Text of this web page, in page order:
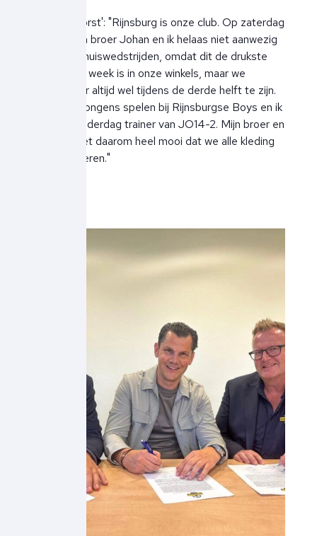
Bernard Borst': "Rijnsburg is onze club. Op zaterdag
kunnen mijn broer Johan en ik helaas niet aanwezig
zijn bij de thuiswedstrijden, omdat dit de drukste
dag van de week is in onze winkels, maar we
proberen er altijd wel tijdens de derde helft te zijn.
Ook onze jongens spelen bij Rijnsburgse Boys en ik
ben op donderdag trainer van JO14-2. Mijn broer en
ik vinden het daarom heel mooi dat we alle kleding
mogen leveren."